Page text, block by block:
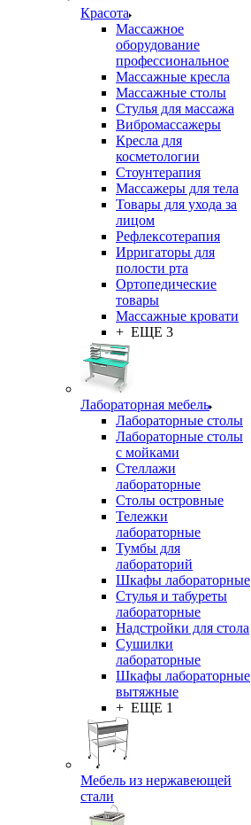
Красота
Массажное
оборудование
профессиональное
Массажные кресла
Массажные столы
Стулья для массажа
Вибромассажеры
Кресла для
косметологии
Стоунтерапия
Массажеры для тела
Товары для ухода за
лицом
Рефлексотерапия
Ирригаторы для
полости рта
Ортопедические
товары
Массажные кровати
+ ЕЩЕ 3
Лабораторная мебель
Лабораторные столы
Лабораторные столы
с мойками
Стеллажи
лабораторные
Столы островные
Тележки
лабораторные
Тумбы для
лабораторий
Шкафы лабораторные
Стулья и табуреты
лабораторные
Надстройки для стола
Сушилки
лабораторные
Шкафы лабораторные
вытяжные
+ ЕЩЕ 1
Мебель из нержавеющей
стали